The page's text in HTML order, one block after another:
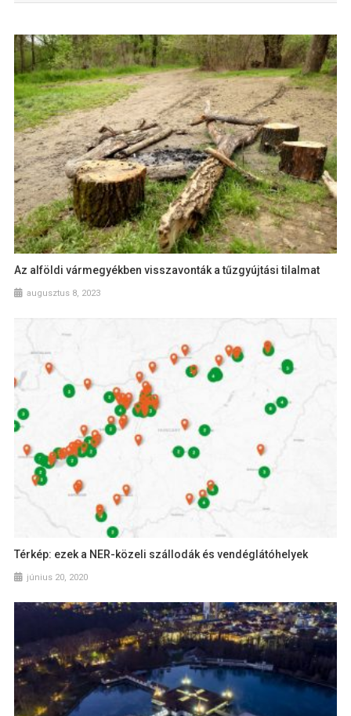
Az alföldi vármegyékben visszavonták a tűzgyújtási tilalmat
augusztus 8, 2023
Térkép: ezek a NER-közeli szállodák és vendéglátóhelyek
június 20, 2020